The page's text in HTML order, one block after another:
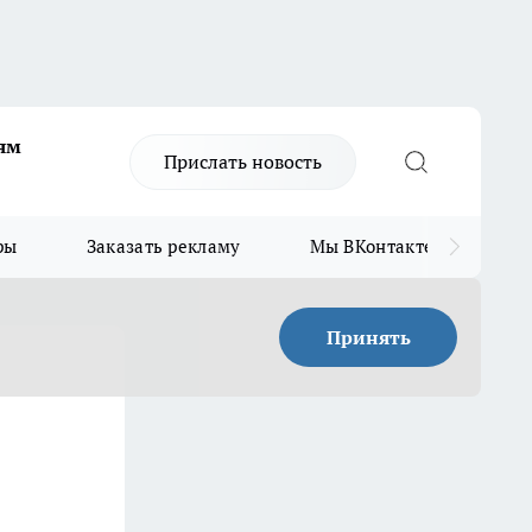
Прислать новость
Заказать рекламу Мы ВКонтакте
Принять